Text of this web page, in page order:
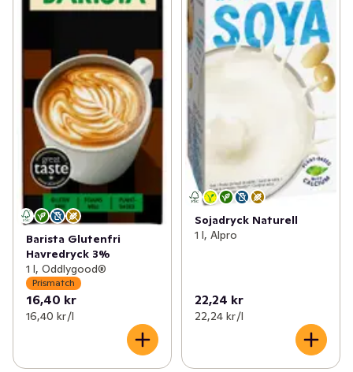
Barista Glutenfri
Havredryck 3%
1 l, Oddlygood®
Prismatch
16,40 kr
16,40 kr /l
Sojadryck Naturell
1 l, Alpro
22,24 kr
22,24 kr /l